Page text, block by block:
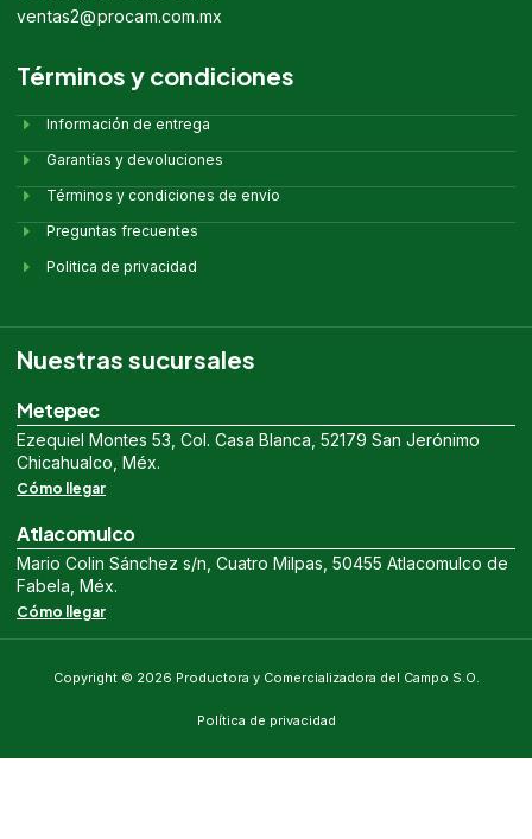
ventas2@procam.com.mx
Términos y condiciones
Información de entrega
Garantías y devoluciones
Términos y condiciones de envío
Preguntas frecuentes
Politica de privacidad
Nuestras sucursales
Metepec
Ezequiel Montes 53, Col. Casa Blanca, 52179 San Jerónimo
Chicahualco, Méx.
Cómo llegar
Atlacomulco
Mario Colin Sánchez s/n, Cuatro Milpas, 50455 Atlacomulco de
Fabela, Méx.
Cómo llegar
Copyright © 2026 Productora y Comercializadora del Campo S.O.
Política de privacidad